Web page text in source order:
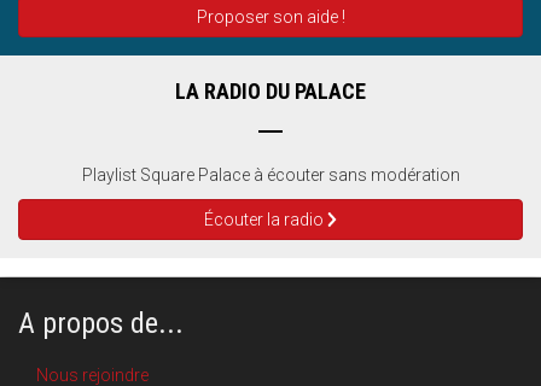
Proposer son aide !
LA RADIO DU PALACE
Playlist Square Palace à écouter sans modération
Écouter la radio
A propos de...
Nous rejoindre